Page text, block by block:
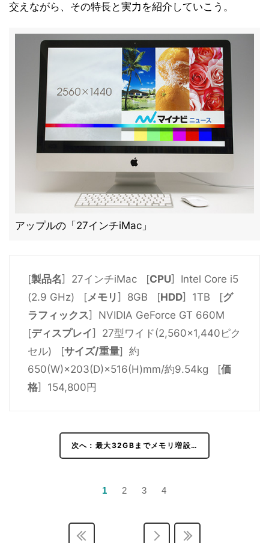
交えながら、その特長と実力を紹介していこう。
アップルの「27インチiMac」
[製品名] 27インチiMac [CPU] Intel Core i5
(2.9 GHz) [メモリ ] 8GB [HDD] 1TB [グ
ラフィックス] NVIDIA GeForce GT 660M
[ディスプレイ] 27型ワイド(2,560×1,440ピク
セル) [サイズ/重量] 約
650(W)×203(D)×516(H)mm/約9.54kg [価
格] 154,800円
次へ：最大32GBまでメモリ増設…
1 2 3 4